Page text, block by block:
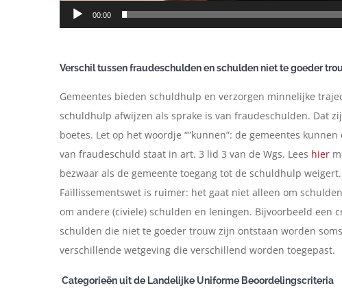
00:00
Verschil tussen fraudeschulden en schulden niet te goeder
Gemeentes bieden schuldhulp en verzorgen minnelijke
schuldhulp afwijzen als sprake is van fraudeschulden. Dat
boetes. Let op het woordje “”kunnen”: de gemeentes
van fraudeschuld staat in art. 3 lid 3 van de Wgs. Lees hier
bezwaar als de gemeente toegang tot de schuldhulp
Faillissementswet is ruimer: het gaat niet alleen om
om andere (civiele) schulden en leningen. Bijvoorbeeld
schulden die niet te goeder trouw zijn ontstaan worden
verschillende wetgeving die verschillend worden toegepast.
Categorieën uit de Landelijke Uniforme Beoordelingscriteria